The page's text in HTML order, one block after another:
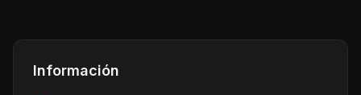
Información